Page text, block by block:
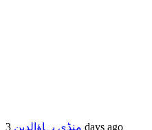
منڈی بہاؤالدین 3 days ago